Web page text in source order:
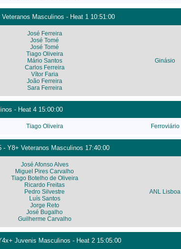
Masculinos - Heat 1 10:51:00
José Ferreira
José Tomé
José Tomé
Tiago Oliveira
Mário Santos
Carlos Ferreira
Vítor Faria
João Ferreira
Sara Ferreira
Ginásio
- Heat 4 15:00:00
Tiago Oliveira Ferroviário
- Y8+ Veteranos Masculinos 17:40:00
José Afonso Alves
Miguel Pires Carvalho
Tiago Botelho de Oliveira
Ricardo Freitas
Pedro Silvestre
Luís Santos
Jorge Reto
José Bugalho
Guilherme Carvalho
ANL Lisboa
Juvenis Masculinos - Heat 2 15:05:00